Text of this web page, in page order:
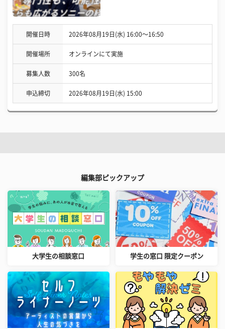
開催日時 2026年08月19日(水) 16:00〜16:50
開催場所 オンラインにて実施
募集人数 300名
申込締切 2026年08月19日(水) 15:00
編集部ピックアップ
大学生の相談窓口 学生の窓口 限定クーポン